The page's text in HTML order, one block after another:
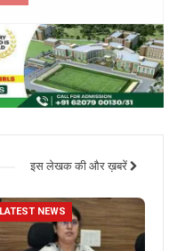
इस लेखक की और ख़बरें
LATEST NEWS